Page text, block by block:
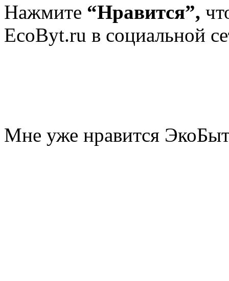
Нажмите “Нравится”,
EcoByt.ru в социальной
Мне уже нравится